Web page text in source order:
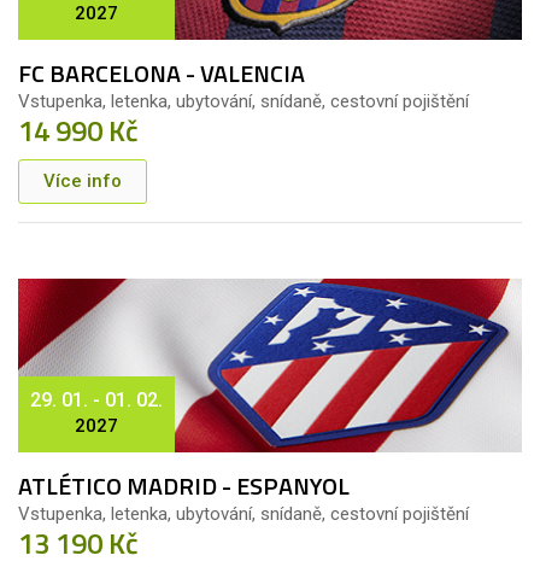
2027
FC BARCELONA - VALENCIA
Vstupenka, letenka, ubytování, snídaně, cestovní pojištění
14 990 Kč
Více info
29. 01. - 01. 02.
2027
ATLÉTICO MADRID - ESPANYOL
Vstupenka, letenka, ubytování, snídaně, cestovní pojištění
13 190 Kč